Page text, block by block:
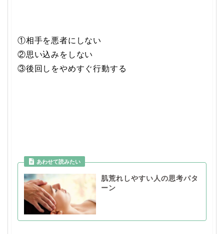
①相手を悪者にしない
②思い込みをしない
③後回しをやめすぐ行動する
肌荒れしやすい人の思考パタ
ーン